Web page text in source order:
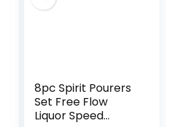
8pc Spirit Pourers
Set Free Flow
Liquor Speed